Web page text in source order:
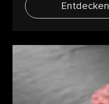
Entdecken